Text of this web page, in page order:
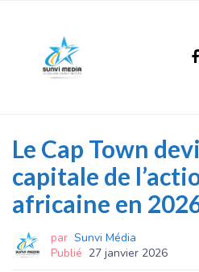
Le Cap Town
capitale de
africaine en
par Sunvi Média
Publié 27 janvier 2026